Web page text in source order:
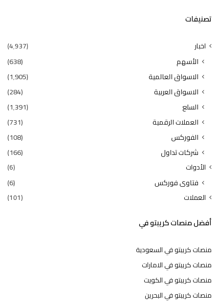
تصنيفات
اخبار (4٬937)
الأسهم
(638)
الاسواق العالمية
(1٬905)
الاسواق العربية
(284)
السلع
(1٬391)
العملات الرقمية
(731)
الفوركس
(108)
شركات تداول
(166)
الأدوات (6)
فتاوى فوركس (6)
العملات (101)
أفضل منصات كريبتو في
منصات كريبتو في السعودية
منصات كريبتو في الامارات
منصات كريبتو في الكويت
منصات كريبتو في البحرين